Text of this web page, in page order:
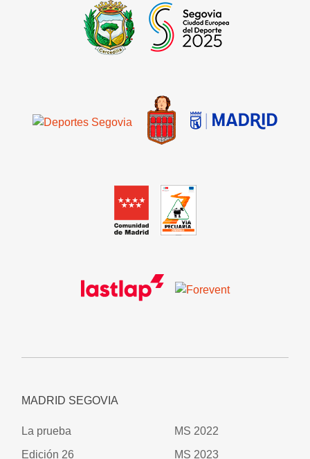
MADRID SEGOVIA
La prueba
Edición 26
MS 2022
MS 2023